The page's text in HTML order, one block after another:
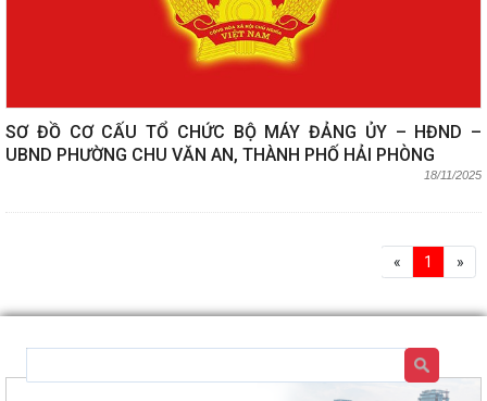
SƠ ĐỒ CƠ CẤU TỔ CHỨC BỘ MÁY ĐẢNG ỦY – HĐND –
UBND PHƯỜNG CHU VĂN AN, THÀNH PHỐ HẢI PHÒNG
18/11/2025
« 1 »